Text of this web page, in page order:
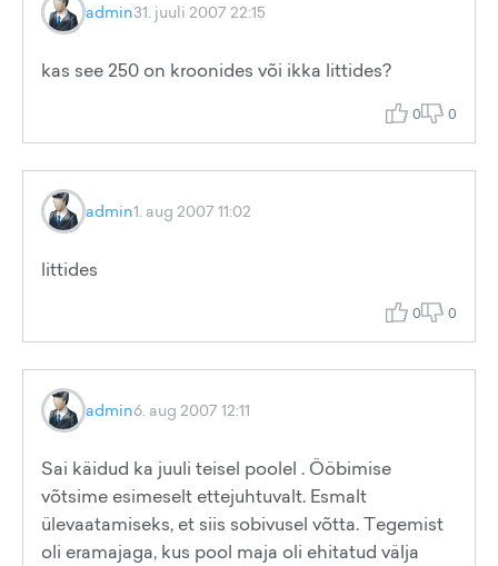
admin31. juuli 2007 22:15
kas see 250 on kroonides või ikka littides?
0 0
admin1. aug 2007 11:02
littides
0 0
admin6. aug 2007 12:11
Sai käidud ka juuli teisel poolel . Ööbimise
võtsime esimeselt ettejuhtuvalt. Esmalt
ülevaatamiseks, et siis sobivusel võtta. Tegemist
oli eramajaga, kus pool maja oli ehitatud välja